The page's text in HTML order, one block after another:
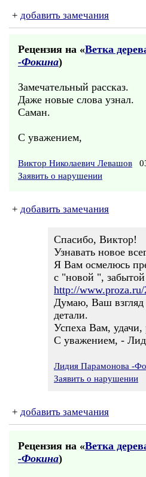
+ добавить замечания
Рецензия на «Ветка
-Фокина)
Замечательный рассказ.
Даже новые слова узнал.
Саман.
С уважением,
Виктор Николаевич Левашов
Заявить о нарушении
+ добавить замечания
Спасибо, Виктор!
Узнавать новое
Я Вам осмелюсь
с "новой ",
http://
Думаю, Ваш взгляд
детали.
Успеха Вам, удачи,
С уважением, -
Лидия Парамонова -
Заявить о нарушении
+ добавить замечания
Рецензия на «Ветка
-Фокина)